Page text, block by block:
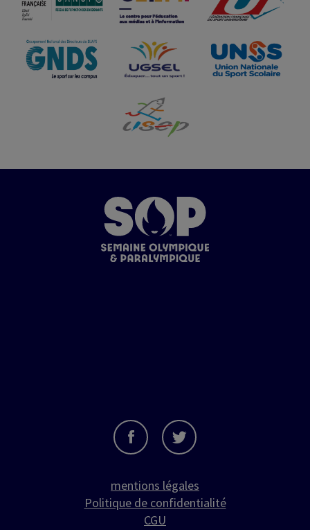
Image
mentions légales
Politique de confidentialité
CGU